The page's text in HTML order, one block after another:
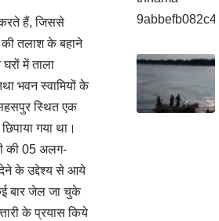
करते हैं, जिससे
की तलाश के बहाने
में ताला
भवन स्वामियों के
स्थित एक
गया था।
की 05 अलग-
के उद्देश्य से आये
बार जेल जा चुके
के प्रयास किये